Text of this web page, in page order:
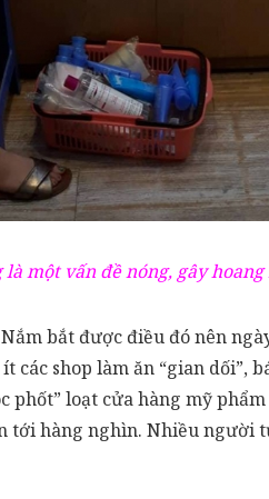
một vấn đề nóng, gây
bắt được điều đó nên
shop làm ăn “gian dối”,
phốt” loạt cửa hàng mỹ
hàng nghìn. Nhiều người